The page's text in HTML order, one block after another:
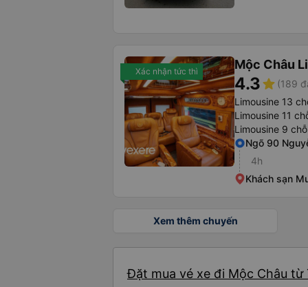
Xác nhận tức thì Mộc Châu
4.3star (189
Limousine 13
Limousine 11
Limousine 9 chỗ
Ngõ 90
4h
Khách sạn
Xem thêm chuyến
Đặt mua vé xe đi Mộc Châu